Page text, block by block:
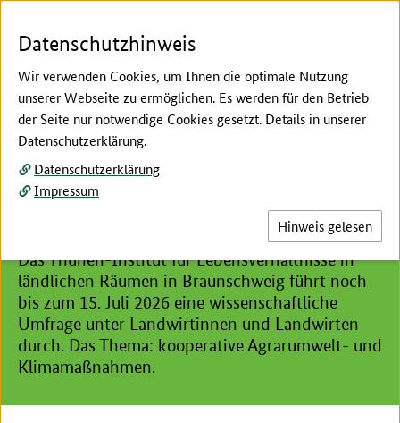
Hier beginnt der Hauptinhalt dieser Seite
Umfrage des Thünen-
Kooperative Agrarumweltmaßnahmen
Das Thünen-Institut für Lebensverhältnisse in
ländlichen Räumen in Braunschweig führt noch
bis zum 15. Juli 2026 eine wissenschaftliche
Umfrage unter Landwirtinnen und Landwirten
durch. Das Thema: kooperative Agrarumwelt- und
Klimamaßnahmen.
Datenschutzhinweis
Wir verwenden Cookies, um Ihnen die optimale Nutzung
unserer Webseite zu ermöglichen. Es werden für den Betrieb
der Seite nur notwendige Cookies gesetzt. Details in unserer
Datenschutzerklärung.
Datenschutzerklärung
Impressum
Hinweis gelesen